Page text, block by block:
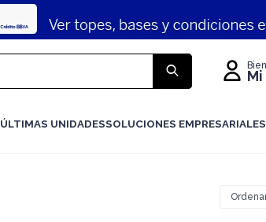
ÚLTIMAS UNIDADESSOLUCIONES EMPRESARIALES